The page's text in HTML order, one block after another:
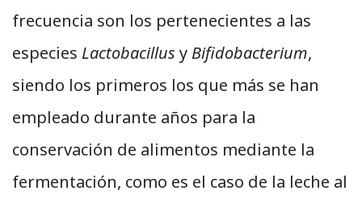
frecuencia son los pertenecientes a las
especies Lactobacillus y Bifidobacterium,
siendo los primeros los que más se han
empleado durante años para la
conservación de alimentos mediante la
fermentación, como es el caso de la leche al